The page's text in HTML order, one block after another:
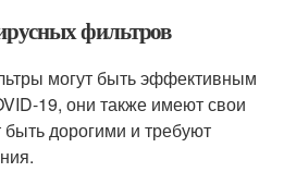
фильтров
могут быть эффективным
19, они также имеют свои
дорогими и требуют